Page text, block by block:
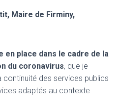
Maire de Firminy,
en place dans le cadre de la
du coronavirus, que je
continuité des services publics
adaptés au contexte